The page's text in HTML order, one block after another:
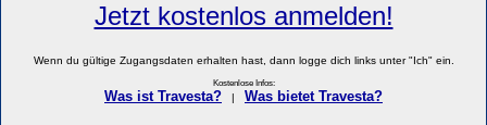
Jetzt kostenlos anmelden!
Wenn du gültige Zugangsdaten erhalten hast, dann logge dich links unter "Ich" ein.
Kostenlose Infos:
Was ist Travesta? Was bietet Travesta?